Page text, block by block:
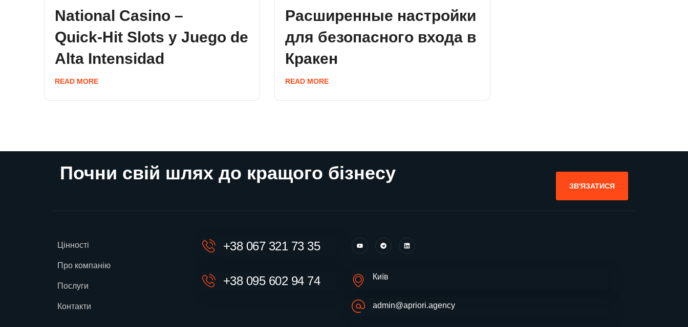
National Casino –
Quick‑Hit Slots y Juego de
Alta Intensidad
READ MORE
Расширенные настройки
для безопасного входа в
Кракен
READ MORE
Почни свій шлях до кращого бізнесу
ЗВ'ЯЗАТИСЯ
Цінності
Про компанію
Послуги
Контакти
+38 067 321 73 35
+38 095 602 94 74 Київ
admin@apriori.agency